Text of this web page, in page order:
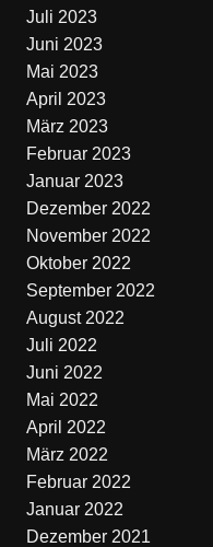
Juli 2023
Juni 2023
Mai 2023
April 2023
März 2023
Februar 2023
Januar 2023
Dezember 2022
November 2022
Oktober 2022
September 2022
August 2022
Juli 2022
Juni 2022
Mai 2022
April 2022
März 2022
Februar 2022
Januar 2022
Dezember 2021